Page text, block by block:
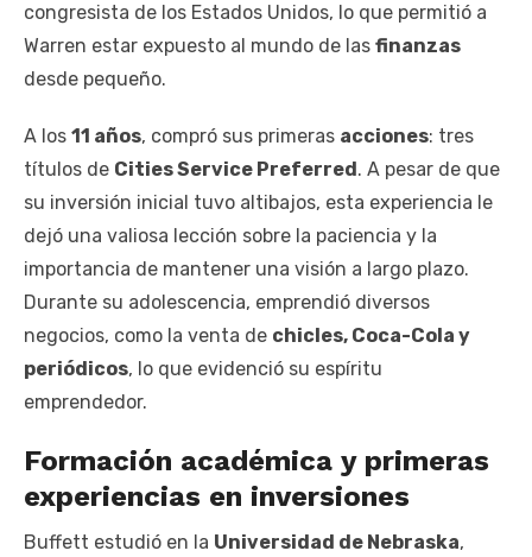
congresista de los Estados Unidos, lo que permitió a
Warren estar expuesto al mundo de las finanzas
desde pequeño.
A los 11 años, compró sus primeras acciones: tres
títulos de Cities Service Preferred . A pesar de que
su inversión inicial tuvo altibajos, esta experiencia le
dejó una valiosa lección sobre la paciencia y la
importancia de mantener una visión a largo plazo.
Durante su adolescencia, emprendió diversos
negocios, como la venta de chicles, Coca-Cola y
periódicos, lo que evidenció su espíritu
emprendedor.
Formación académica y primeras
experiencias en inversiones
Buffett estudió en la Universidad de Nebraska,